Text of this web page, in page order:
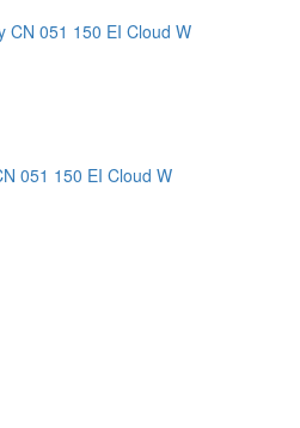
051 150 EI Cloud W